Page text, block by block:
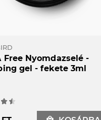
Free Nyomdazselé -
gel - fekete 3ml